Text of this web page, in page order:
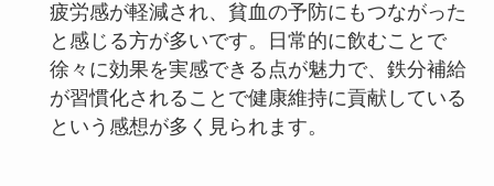
疲労感が軽減され、貧血の予防にもつながった
と感じる方が多いです。日常的に飲むことで
徐々に効果を実感できる点が魅力で、鉄分補給
が習慣化されることで健康維持に貢献している
という感想が多く見られます。